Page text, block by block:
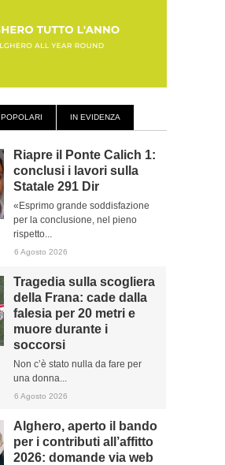
POPOLARI IN EVIDENZA
Riapre il Ponte Calich 1:
conclusi i lavori sulla
Statale 291 Dir
«Esprimo grande soddisfazione
per la conclusione, nel pieno
rispetto...
6 Agosto 2026
Tragedia sulla scogliera
della Frana: cade dalla
falesia per 20 metri e
muore durante i
soccorsi
Non c’è stato nulla da fare per
una donna...
6 Agosto 2026
Alghero, aperto il bando
per i contributi all’affitto
2026: domande via web